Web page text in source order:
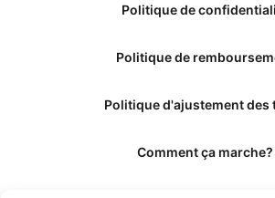
Politique de
Politique de
Politique d'ajustement des
Comment ça marche?